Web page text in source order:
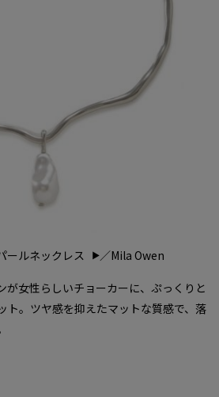
ールネックレス ／Mila Owen
が女性らしいチョーカーに、ぷっくりと
ト。ツヤ感を抑えたマットな質感で、落